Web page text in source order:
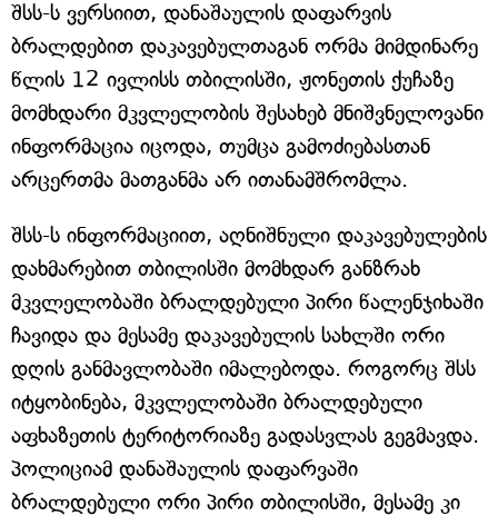
შსს-ს ვერსიით, დანაშაულის დაფარვის
ბრალდებით დაკავებულთაგან ორმა მიმდინარე
წლის 12 ივლისს თბილისში, ჟონეთის ქუჩაზე
მომხდარი მკვლელობის შესახებ მნიშვნელოვანი
ინფორმაცია იცოდა, თუმცა გამოძიებასთან
არცერთმა მათგანმა არ ითანამშრომლა.
შსს-ს ინფორმაციით, აღნიშნული დაკავებულების
დახმარებით თბილისში მომხდარ განზრახ
მკვლელობაში ბრალდებული პირი წალენჯიხაში
ჩავიდა და მესამე დაკავებულის სახლში ორი
დღის განმავლობაში იმალებოდა. როგორც შსს
იტყობინება, მკვლელობაში ბრალდებული
აფხაზეთის ტერიტორიაზე გადასვლას გეგმავდა.
პოლიციამ დანაშაულის დაფარვაში
ბრალდებული ორი პირი თბილისში, მესამე კი